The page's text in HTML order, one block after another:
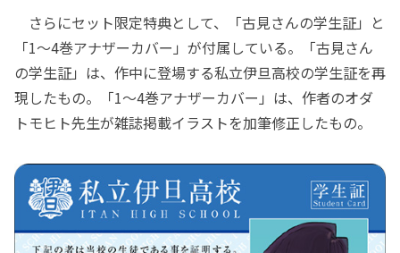
さらにセット限定特典として、「古見さんの学生証」と
「1～4巻アナザーカバー」が付属している。「古見さん
の学生証」は、作中に登場する私立伊旦高校の学生証を再
現したもの。「1～4巻アナザーカバー」は、作者のオダ
トモヒト先生が雑誌掲載イラストを加筆修正したもの。